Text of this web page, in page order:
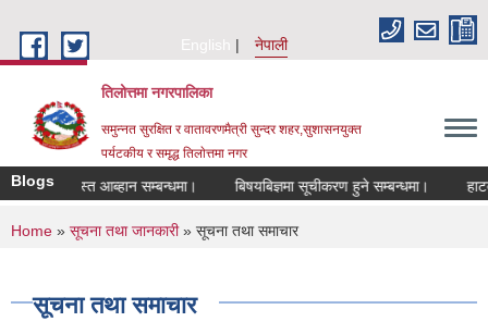
English
नेपाली
तिलोत्तमा नगरपालिका
समुन्नत सुरक्षित र वातावरणमैत्री सुन्दर शहर,सुशासनयुक्त
पर्यटकीय र समृद्ध तिलाेत्तमा नगर
Blogs
दरखास्त आब्हान सम्बन्धमा। बिषयबिज्ञमा सूचीकरण हुने सम्बन्धमा। हाटबजार
You are here
Home » सूचना तथा जानकारी» सूचना तथा समाचार
सूचना तथा समाचार